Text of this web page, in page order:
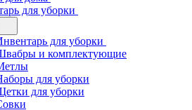
для уборки
для уборки
и комплектующие
для уборки
для уборки